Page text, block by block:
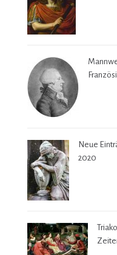
Neue
2020